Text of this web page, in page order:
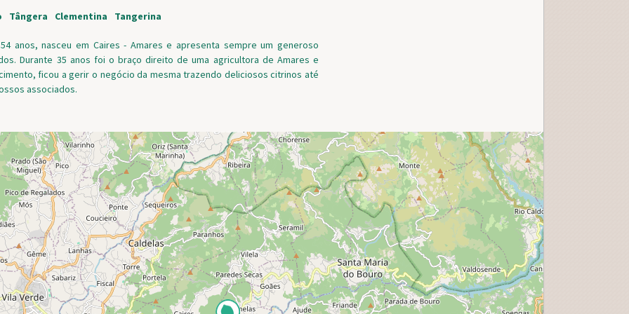
Tângera Clementina Tangerina
anos, nasceu em Caires - Amares e apresenta sempre um generoso
Durante 35 anos foi o braço direito de uma agricultora de Amares e
ficou a gerir o negócio da mesma trazendo deliciosos citrinos até
associados.